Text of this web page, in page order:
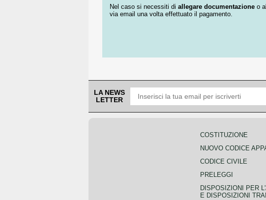
Nel caso si necessiti di allegare documentazione o
via email una volta effettuato il pagamento.
LA NEWS
LETTER
COSTITUZIONE
NUOVO CODICE
CODICE CIVILE
PRELEGGI
DISPOSIZIONI PER
E DISPOSIZIONI